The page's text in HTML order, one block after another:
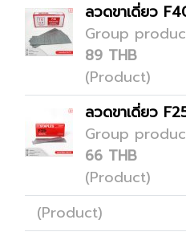
ลวดขาเดี่ยว
Group
89 THB
(Product)
ลวดขาเดี่ยว
Group
66 THB
(Product)
(Product)